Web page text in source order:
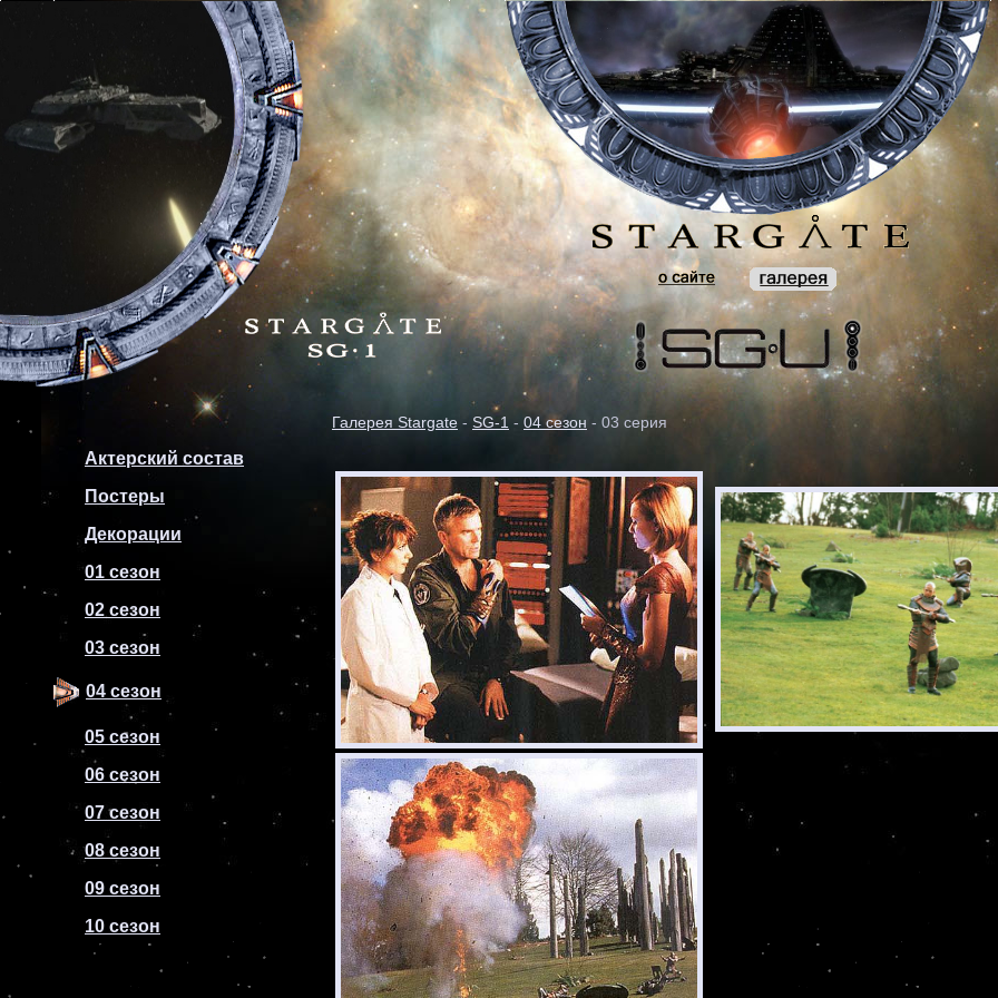
Актерский состав
Постеры
Декорации
01 сезон
02 сезон
03 сезон
04 сезон
05 сезон
06 сезон
07 сезон
08 сезон
09 сезон
10 сезон
Галерея Stargate - SG-1 - 04 сезон - 03 серия